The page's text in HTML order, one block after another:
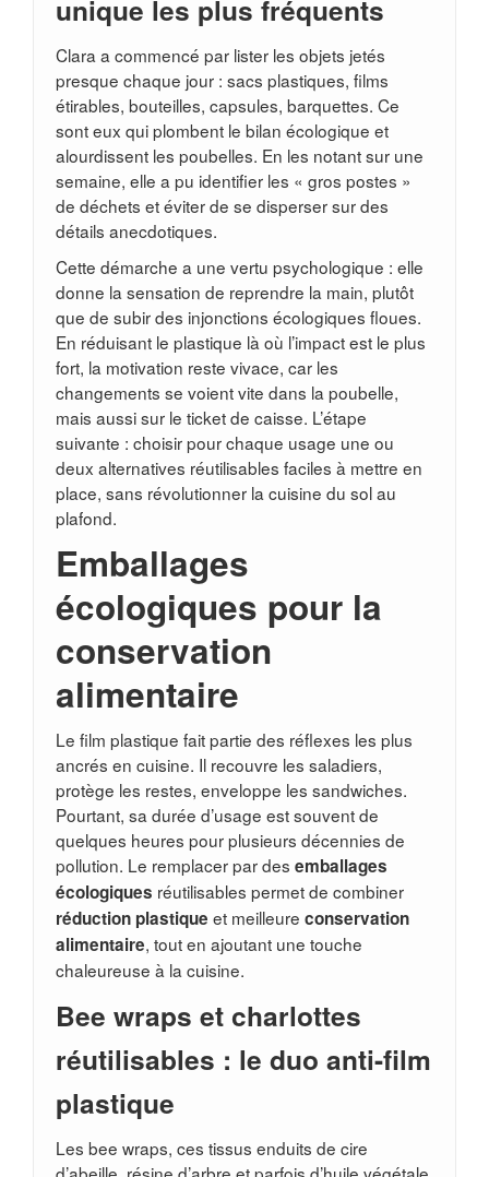
unique les plus fréquents
Clara a commencé par lister les objets jetés
presque chaque jour : sacs plastiques, films
étirables, bouteilles, capsules, barquettes. Ce
sont eux qui plombent le bilan écologique et
alourdissent les poubelles. En les notant sur une
semaine, elle a pu identifier les « gros postes »
de déchets et éviter de se disperser sur des
détails anecdotiques.
Cette démarche a une vertu psychologique : elle
donne la sensation de reprendre la main, plutôt
que de subir des injonctions écologiques floues.
En réduisant le plastique là où l’impact est le plus
fort, la motivation reste vivace, car les
changements se voient vite dans la poubelle,
mais aussi sur le ticket de caisse. L’étape
suivante : choisir pour chaque usage une ou
deux alternatives réutilisables faciles à mettre en
place, sans révolutionner la cuisine du sol au
plafond.
Emballages
écologiques pour la
conservation
alimentaire
Le film plastique fait partie des réflexes les plus
ancrés en cuisine. Il recouvre les saladiers,
protège les restes, enveloppe les sandwiches.
Pourtant, sa durée d’usage est souvent de
quelques heures pour plusieurs décennies de
pollution. Le remplacer par des emballages
écologiques réutilisables permet de combiner
réduction plastique et meilleure conservation
alimentaire, tout en ajoutant une touche
chaleureuse à la cuisine.
Bee wraps et charlottes
réutilisables : le duo anti-film
plastique
Les bee wraps, ces tissus enduits de cire